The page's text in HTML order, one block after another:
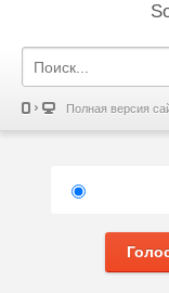
Полная версия